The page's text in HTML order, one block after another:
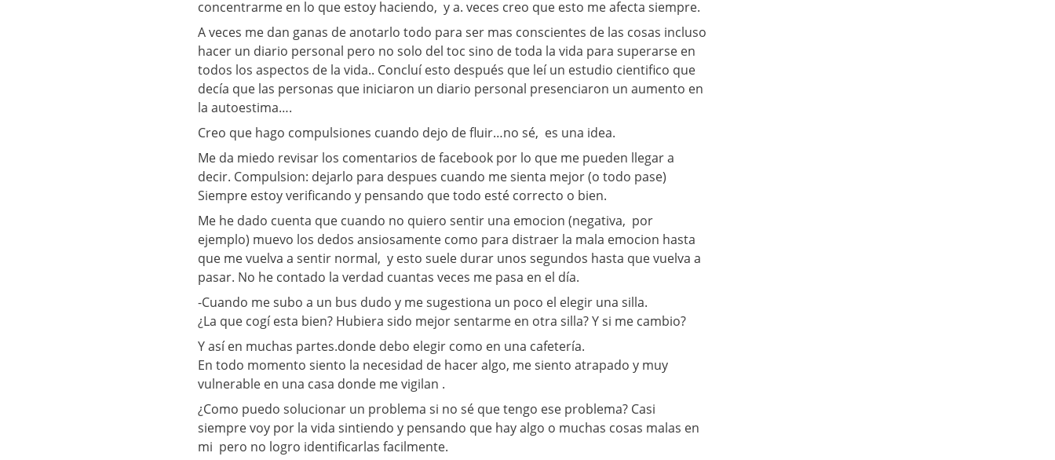
concentrarme en lo que estoy haciendo, y a. veces creo que esto me afecta siempre.
A veces me dan ganas de anotarlo todo para ser mas conscientes de las cosas incluso
hacer un diario personal pero no solo del toc sino de toda la vida para superarse en
todos los aspectos de la vida.. Concluí esto después que leí un estudio cientifico que
decía que las personas que iniciaron un diario personal presenciaron un aumento en
la autoestima….
Creo que hago compulsiones cuando dejo de fluir…no sé, es una idea.
Me da miedo revisar los comentarios de facebook por lo que me pueden llegar a
decir. Compulsion: dejarlo para despues cuando me sienta mejor (o todo pase)
Siempre estoy verificando y pensando que todo esté correcto o bien.
Me he dado cuenta que cuando no quiero sentir una emocion (negativa, por
ejemplo) muevo los dedos ansiosamente como para distraer la mala emocion hasta
que me vuelva a sentir normal, y esto suele durar unos segundos hasta que vuelva a
pasar. No he contado la verdad cuantas veces me pasa en el día.
-Cuando me subo a un bus dudo y me sugestiona un poco el elegir una silla.
¿La que cogí esta bien? Hubiera sido mejor sentarme en otra silla? Y si me cambio?
Y así en muchas partes.donde debo elegir como en una cafetería.
En todo momento siento la necesidad de hacer algo, me siento atrapado y muy
vulnerable en una casa donde me vigilan .
¿Como puedo solucionar un problema si no sé que tengo ese problema? Casi
siempre voy por la vida sintiendo y pensando que hay algo o muchas cosas malas en
mi pero no logro identificarlas facilmente.